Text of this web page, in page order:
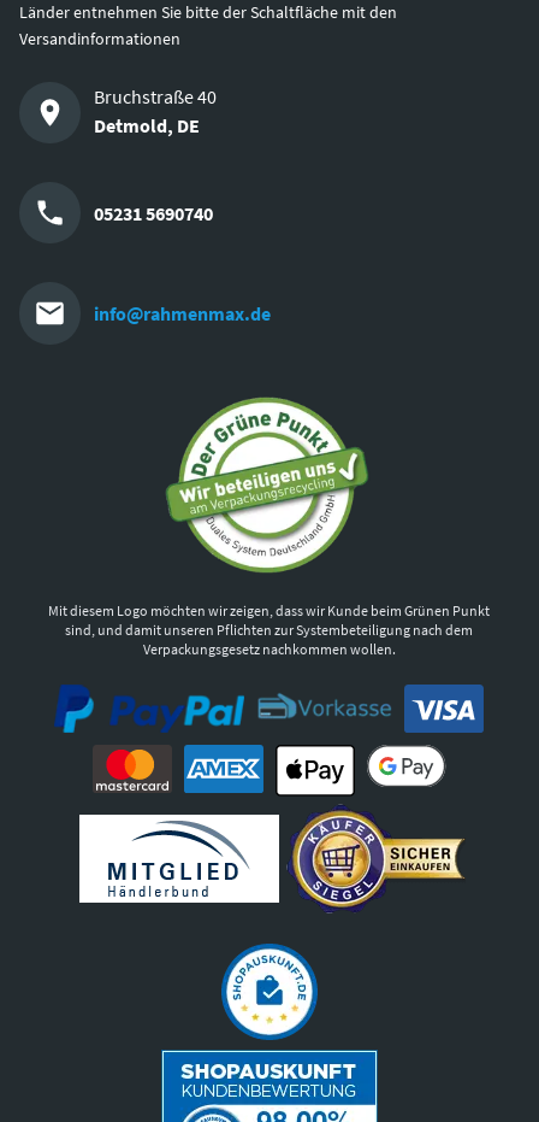
Länder entnehmen Sie bitte der Schaltfläche mit den
Versandinformationen
Bruchstraße 40
Detmold, DE
05231 5690740
info@rahmenmax.de
Mit diesem Logo möchten wir zeigen, dass wir Kunde beim Grünen Punkt
sind, und damit unseren Pflichten zur Systembeteiligung nach dem
Verpackungsgesetz nachkommen wollen.